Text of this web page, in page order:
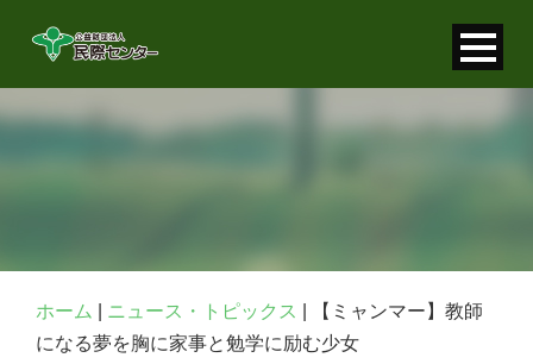
お問い合わせ
ホーム ニュース・トピックス
【ミャンマー】教師
になる夢を胸に家事と勉学に励む少女